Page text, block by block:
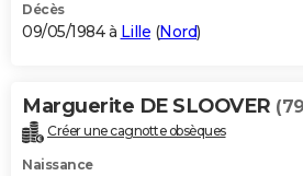
Décès
09/05/1984 à Lille (Nord)
Marguerite DE SLOOVER
Créer une cagnotte obsèques
Naissance